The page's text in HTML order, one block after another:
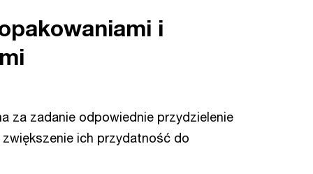
i
za zadanie odpowiednie przydzielenie
ich przydatność do